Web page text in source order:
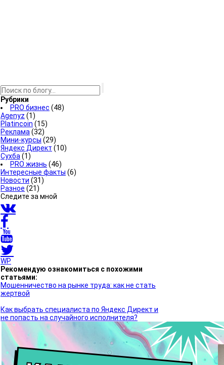
Рубрики
PRO бизнес (48)
Agenyz (1)
Platincoin (15)
Реклама (32)
Мини-курсы (29)
Яндекс Директ (10)
Сухба (1)
PRO жизнь (46)
Интересные факты (6)
Новости (31)
Разное (21)
Следите за мной
WP
Рекомендую ознакомиться с похожими
статьями:
Мошенничество на рынке труда: как не стать
жертвой
Как выбрать специалиста по Яндекс Директ и
не попасть на случайного исполнителя?